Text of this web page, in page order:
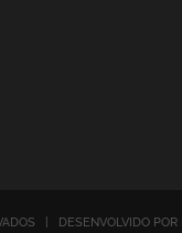
| DESENVOLVIDO POR